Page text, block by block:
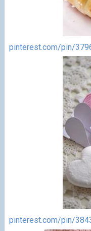
pinterest.com/pin/
pinterest.com/pin/